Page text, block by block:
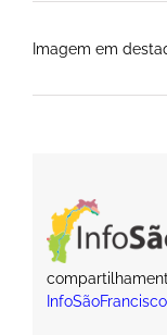
Imagem em
InfoSãoFrancisco